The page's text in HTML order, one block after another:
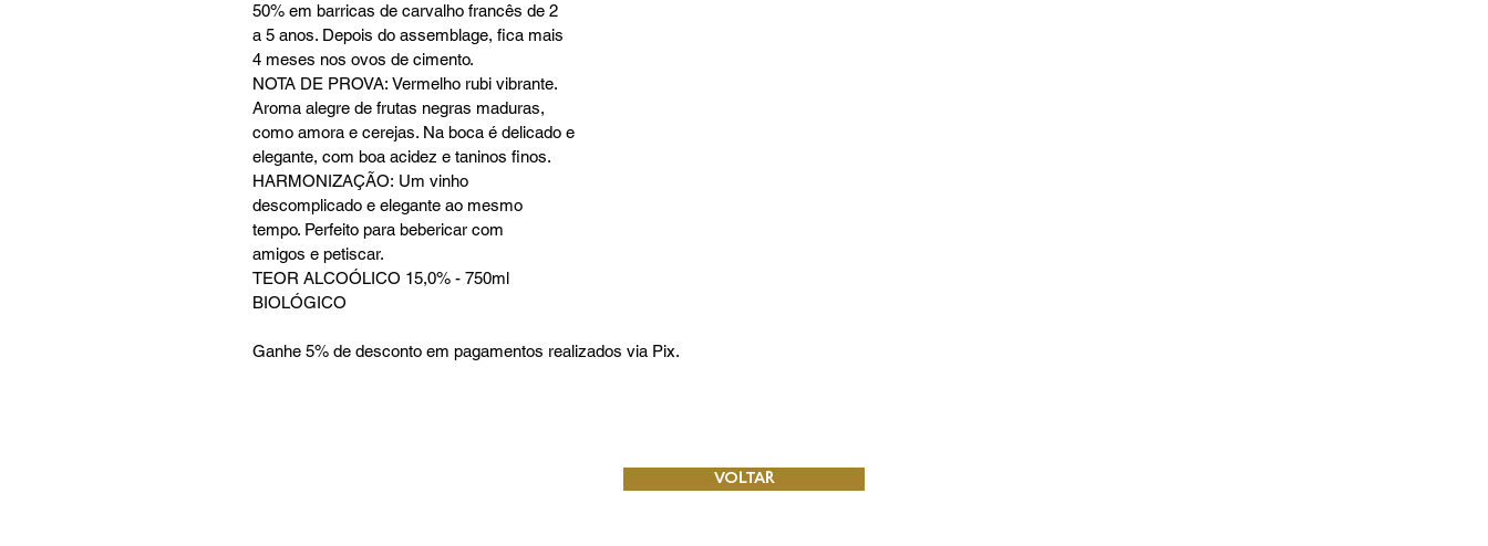
50% em barricas de carvalho francês de 2
a 5 anos. Depois do assemblage, fica mais
4 meses nos ovos de cimento.
NOTA DE PROVA: Vermelho rubi vibrante.
Aroma alegre de frutas negras maduras,
como amora e cerejas. Na boca é delicado e
elegante, com boa acidez e taninos finos.
HARMONIZAÇÃO: Um vinho
descomplicado e elegante ao mesmo
tempo. Perfeito para bebericar com
amigos e petiscar.
TEOR ALCOÓLICO 15,0% - 750ml
BIOLÓGICO
Ganhe 5% de desconto em pagamentos realizados via Pix.
VOLTAR